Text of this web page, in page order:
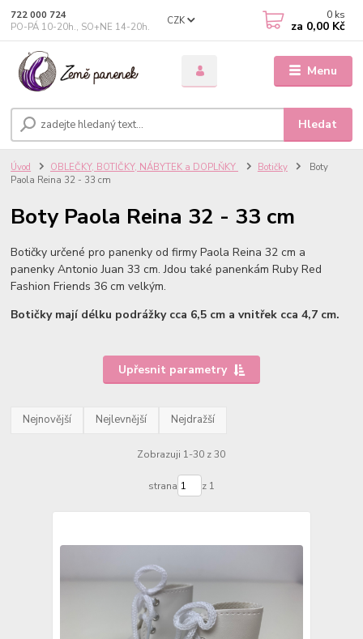
Menu
CZK
Hledat
722 000 724
PO-PÁ 10-20h., SO+NE 14-20h.
0 ks
za 0,00 Kč
Úvod OBLEČKY, BOTIČKY, NÁBYTEK a DOPLŇKY Botičky
Boty
Paola Reina 32 - 33 cm
Boty Paola Reina 32 - 33 cm
Botičky určené pro panenky od firmy Paola Reina 32 cm a
panenky Antonio Juan 33 cm. Jdou také panenkám Ruby Red
Fashion Friends 36 cm velkým.
Botičky mají délku podrážky cca 6,5 cm a vnitřek cca 4,7 cm.
Upřesnit parametry
Nejnovější Nejlevnější Nejdražší
Zobrazuji 1-30 z 30
strana z 1